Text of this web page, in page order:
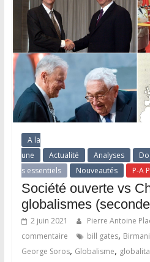
A la
une
Actualité Analyses
s essentiels
Nouveautés P-A
Société ouverte vs
globalismes
2 juin 2021 Pierre Antoine
commentaire
bill gates,
George Soros, Globalisme,